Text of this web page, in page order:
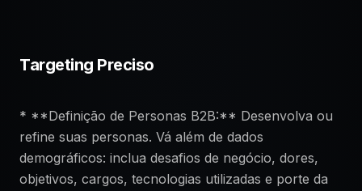
Targeting Preciso
* **Definição de Personas B2B:** Desenvolva ou
refine suas personas. Vá além de dados
demográficos: inclua desafios de negócio, dores,
objetivos, cargos, tecnologias utilizadas e porte da